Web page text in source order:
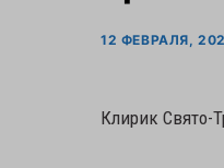
12 ФЕВРАЛЯ,
Клирик Свято-